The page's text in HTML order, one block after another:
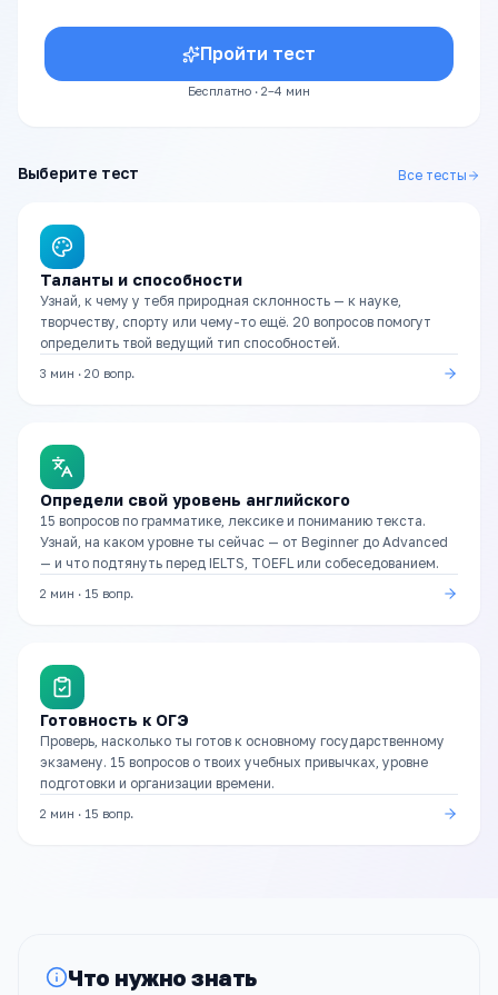
Пройти тест
Бесплатно · 2–4 мин
Выберите тест Все тесты
Таланты и способности
Узнай, к чему у тебя природная склонность — к науке,
творчеству, спорту или чему-то ещё. 20 вопросов помогут
определить твой ведущий тип способностей.
3 мин · 20 вопр.
Определи свой уровень английского
15 вопросов по грамматике, лексике и пониманию текста.
Узнай, на каком уровне ты сейчас — от Beginner до Advanced
— и что подтянуть перед IELTS, TOEFL или собеседованием.
2 мин · 15 вопр.
Готовность к ОГЭ
Проверь, насколько ты готов к основному государственному
экзамену. 15 вопросов о твоих учебных привычках, уровне
подготовки и организации времени.
2 мин · 15 вопр.
Что нужно знать